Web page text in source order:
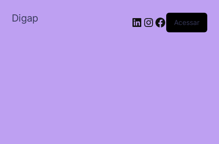
Digap LinkedIn
Instagram
Facebook
Acessar